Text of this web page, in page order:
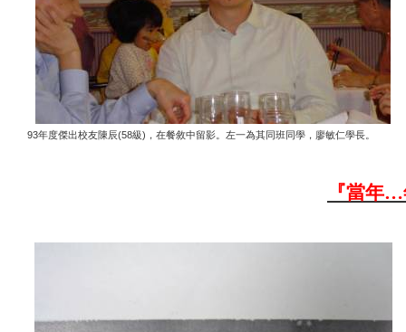
93年度傑出校友陳辰(58級) ，在餐敘中留影。左一為其同班同學，廖敏仁學長。
『當年…